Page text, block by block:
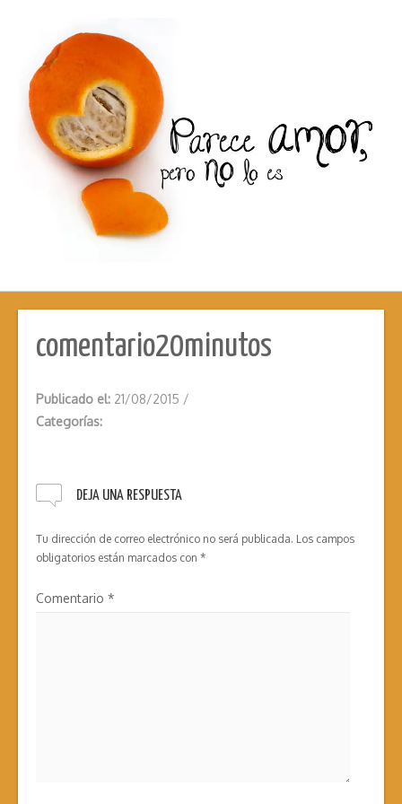
comentario20minutos
Publicado el: 21/08/2015 /
Categorías:
DEJA UNA RESPUESTA
Tu dirección de correo electrónico no será publicada. Los campos
obligatorios están marcados con *
Comentario *